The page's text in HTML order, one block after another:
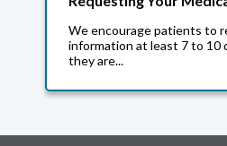
We encourage patients to
information at least 7 to 10
they are...